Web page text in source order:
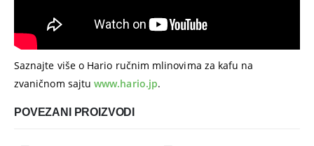
Saznajte više o Hario ručnim mlinovima za kafu na
zvaničnom sajtuwww.hario.jp.
POVEZANI PROIZVODI